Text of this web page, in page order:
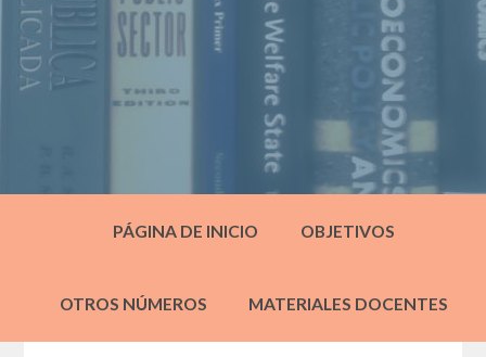
PÁGINA DE INICIO OBJETIVOS
OTROS NÚMEROS MATERIALES DOCENTES